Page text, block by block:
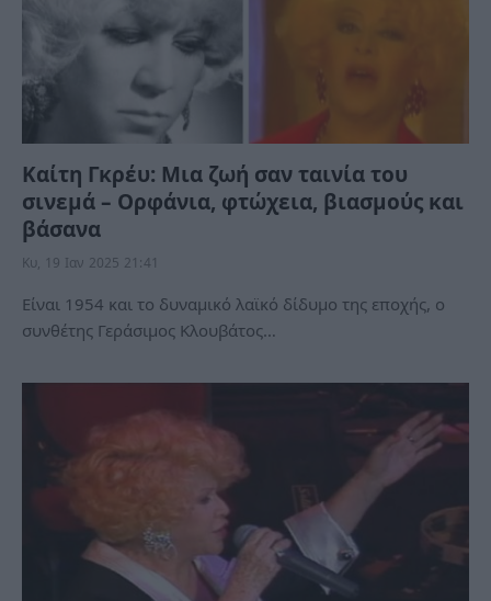
Καίτη Γκρέυ: Μια ζωή σαν ταινία του
σινεμά – Ορφάνια, φτώχεια, βιασμούς και
βάσανα
Κυ, 19 Ιαν 2025 21:41
Είναι 1954 και το δυναμικό λαϊκό δίδυμο της εποχής, ο
συνθέτης Γεράσιμος Κλουβάτος…